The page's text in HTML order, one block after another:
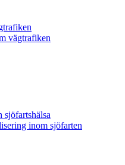
vägtrafiken
sjöfartshälsa
inom sjöfarten